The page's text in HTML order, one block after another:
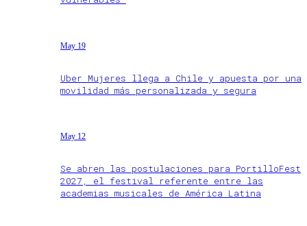
May 19
Uber Mujeres llega a Chile y apuesta por una
movilidad más personalizada y segura
May 12
Se abren las postulaciones para PortilloFest
2027, el festival referente entre las
academias musicales de América Latina